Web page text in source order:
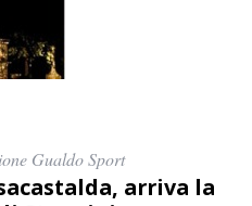
Gualdo Sport
arriva la